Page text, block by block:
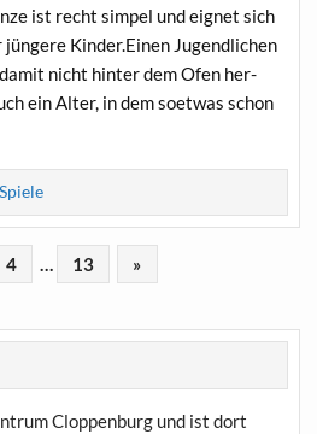
ist recht sim­pel und eig­net sich
Kinder.Einen Jugend­li­chen
nicht hin­ter dem Ofen her­
ein Alter, in dem soet­was schon
Spiele
4 … 13 »
Cloppenburg und ist dort